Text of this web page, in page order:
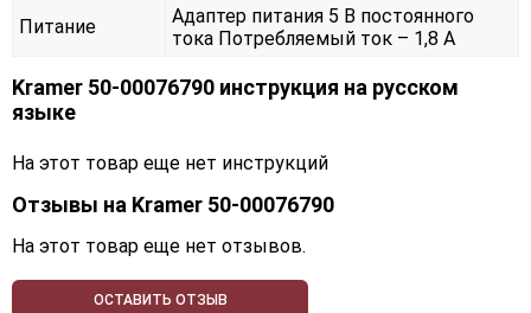
Питание
Адаптер питания 5 В постоянного
тока Потребляемый ток – 1,8 А
Kramer 50-00076790 инструкция на русском
языке
На этот товар еще нет инструкций
Отзывы на Kramer 50-00076790
На этот товар еще нет отзывов.
ОСТАВИТЬ ОТЗЫВ